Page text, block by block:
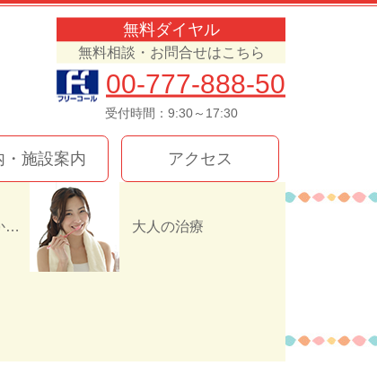
無料ダイヤル
無料相談・お問合せはこちら
00-777-888-50
受付時間：9:30～17:30
インプラント治療か入れ歯（義歯）どっちを選ぶ！？ 大人の治療
・施設案内 アクセス